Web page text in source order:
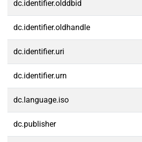
dc.identifier.olddbid
dc.identifier.oldhandle
dc.identifier.uri
dc.identifier.urn
dc.language.iso
dc.publisher